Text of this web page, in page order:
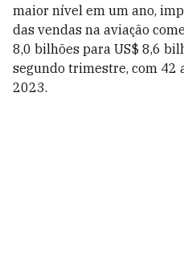
maior nível em um ano,
das vendas na aviação
8,0 bilhões para US$ 8,6
segundo trimestre, com 42
2023.